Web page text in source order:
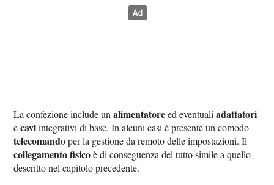
La confezione include unalimentatoreed eventualiadattatori
ecaviintegrativi di base. In alcuni casi è presente un comodo
telecomandoper la gestione da remoto delle impostazioni. Il
collegamento fisicoè di conseguenza del tutto simile a quello
descritto nel capitolo precedente.